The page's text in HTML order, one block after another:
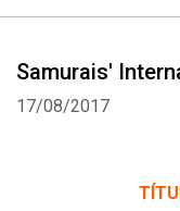
Samurais'
17/08/2017